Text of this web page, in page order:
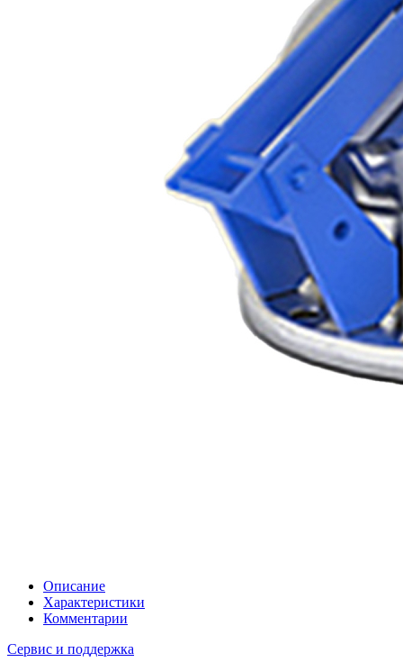
Описание
Характеристики
Комментарии
Сервис и поддержка